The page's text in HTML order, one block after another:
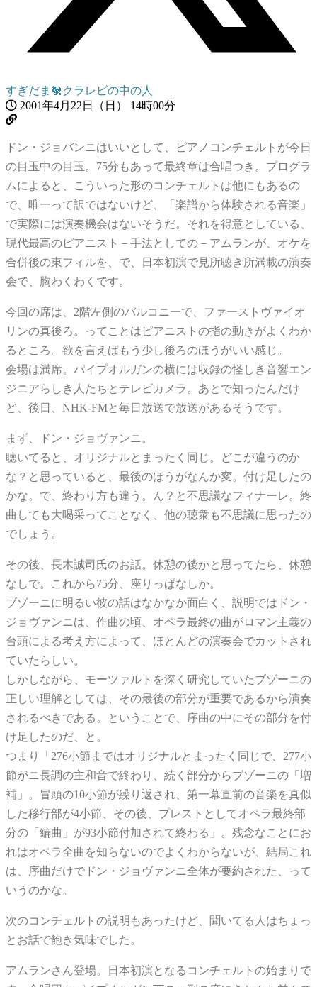
すぎだま🐔クラレビの中の人
2001年4月22日（日） 14時00分
ドン・ジョバンニはいいとして、ピアノコンチェルトが今日
の目玉中の目玉。75分もあって最終章は合唱つき。プログラ
ムによると、こういった形のコンチェルトは他にもあるの
で、唯一って訳ではないけど、「楽譜から体験される音楽」
で実際には演奏機会はないそうだ。それを得意としている、
現代最高のピアニスト－手法としての－アムランが、オケを
合併後の東フィルを、で、日本初演で見所聴き所満載の演奏
会で、胸わくわくです。
今回の席は、2階左側のバルコニーで、ファーストヴァイオ
リンの真後ろ。ってことはピアニストの指の動きがよくわか
るところ。欲を言えばもう少し後ろのほうがいい感じ。
会場は満席。パイプオルガンの横には収録の怪しき音響エン
ジニアらしき人たちとテレビカメラ。あとで知ったんだけ
ど、後日、NHK-FMと毎日放送で放送があるそうです。
まず、ドン・ジョヴァンニ。
聴いてると、オリジナルとまったく同じ。どこが違うのか
な？と思っていると、最後のほうがなんか変。付け足したの
かな。で、終わり方も違う。ん？と不思議なフィナーレ。終
曲しても大喝采ってことなく、他の聴衆も不思議に思ったの
でしょう。
その後、長木誠司氏のお話。休憩の後かと思ってたら、休憩
なしで。これから75分、座りっぱなしか。
ブゾーニに明るい彼の話はなかなか面白く、説明ではドン・
ジョヴァンニは、作曲の頃、オペラ最終の曲がロマン主義の
台頭による考え方によって、ほとんどの演奏会でカットされ
ていたらしい。
しかしながら、モーツァルトを深く研究していたブゾーニの
正しい理解としては、その最後の部分が重要であるから演奏
されるべきである。ということで、序曲の中にその部分を付
け足したのだ、と。
つまり「276小節まではオリジナルとまったく同じで、277小
節がニ長調の主和音で終わり、続く部分からブゾーニの「増
補」。冒頭の10小節が繰り返され、第一幕直前の音楽を真似
した移行部が4小節、その後、プレストとしてオペラ最終部
分の「編曲」が93小節付加されて終わる」。残念なことにお
れはオペラ全曲を知らないのでよくわからないが、結局これ
は、序曲だけでドン・ジョヴァンニ全体が要約された、って
いうのかな。
次のコンチェルトの説明もあったけど、聞いてる人はちょっ
とお話で飽き気味でした。
アムランさん登場。日本初演となるコンチェルトの始まりで